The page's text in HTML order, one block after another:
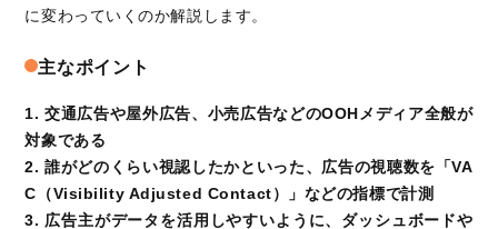
に変わっていくのか解説します。
主なポイント
1. 交通広告や屋外広告、小売広告などのOOHメディア全般が
対象である
2. 誰がどのくらい視認したかといった、広告の視聴数を「VA
C（Visibility Adjusted Contact）」などの指標で計測
3. 広告主がデータを活用しやすいように、ダッシュボードや